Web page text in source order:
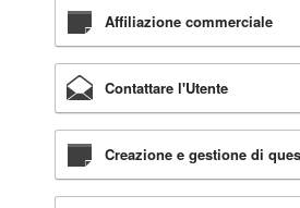
Affiliazione commerciale
Contattare l'Utente
Creazione e gestione di